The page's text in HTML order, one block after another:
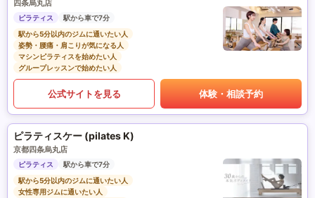
四条烏丸店
ピラティス
駅から車で7分
駅から5分以内のジムに通いたい人
姿勢・腰痛・肩こりが気になる人
マシンピラティスを始めたい人
グループレッスンで始めたい人
公式サイトを見る 体験・相談予約
ピラティスケー (pilates K)
京都四条烏丸店
ピラティス
駅から車で7分
駅から5分以内のジムに通いたい人
女性専用ジムに通いたい人